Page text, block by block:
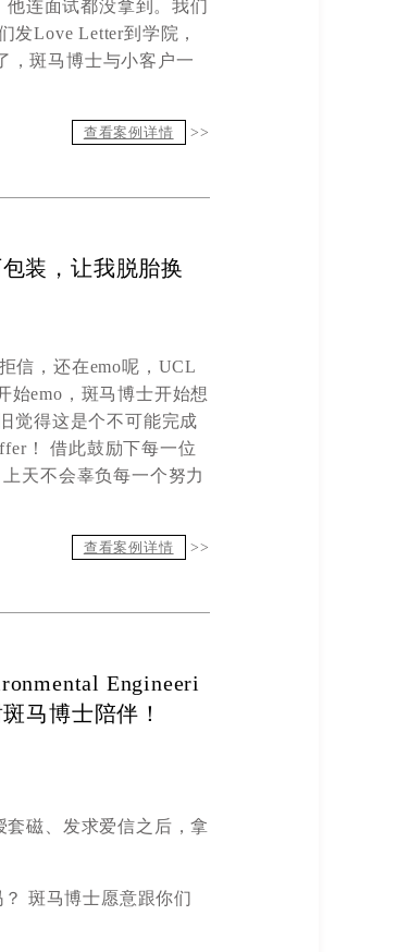
他连面试都没拿到。我们
发Love Letter到学院，
，斑马博士与小客户一
查看案例详情 >>
装，让我脱胎换
信，还在emo呢， UCL
始emo ，斑马博士开始想
觉得这是个不可能完成
ffer！ 借此鼓励下每一位
上天不会辜负每一个努力
查看案例详情 >>
Engineeri
马博士陪伴！
磁、发求爱信之后，拿
？ 斑马博士愿意跟你们